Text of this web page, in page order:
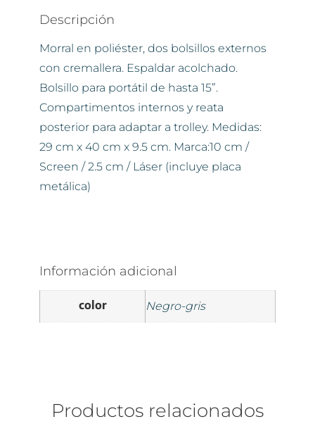
Descripción
Morral en poliéster, dos bolsillos externos
con cremallera. Espaldar acolchado.
Bolsillo para portátil de hasta 15”.
Compartimentos internos y reata
posterior para adaptar a trolley. Medidas:
29 cm x 40 cm x 9.5 cm. Marca:10 cm /
Screen / 2.5 cm / Láser (incluye placa
metálica)
Información adicional
color Negro-gris
Productos relacionados